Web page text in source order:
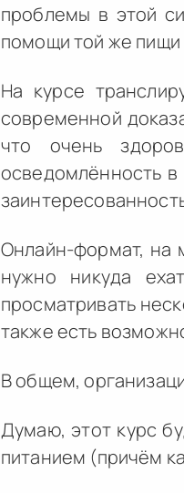
проблемы в этой
помощи той же пищи
На курсе
современной
что очень
осведомлённость
Онлайн-формат, на
нужно никуда
просматривать
также есть
В общем,
Думаю, этот курс
питанием (причём